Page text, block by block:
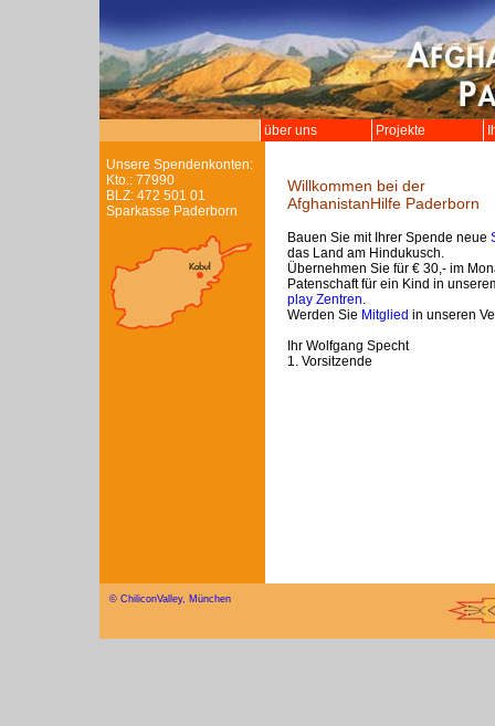
über uns Projekte
Unsere Spendenkonten:
Kto.: 77990
BLZ: 472 501 01
Sparkasse Paderborn
Willkommen bei der
AfghanistanHilfe Paderborn
Bauen Sie mit Ihrer Spende neue
das Land am Hindukusch.
Übernehmen Sie für € 30,- im
Patenschaft für ein Kind in
play Zentren.
Werden Sie Mitglied in unseren
Ihr Wolfgang Specht
1. Vorsitzende
© ChiliconValley, München